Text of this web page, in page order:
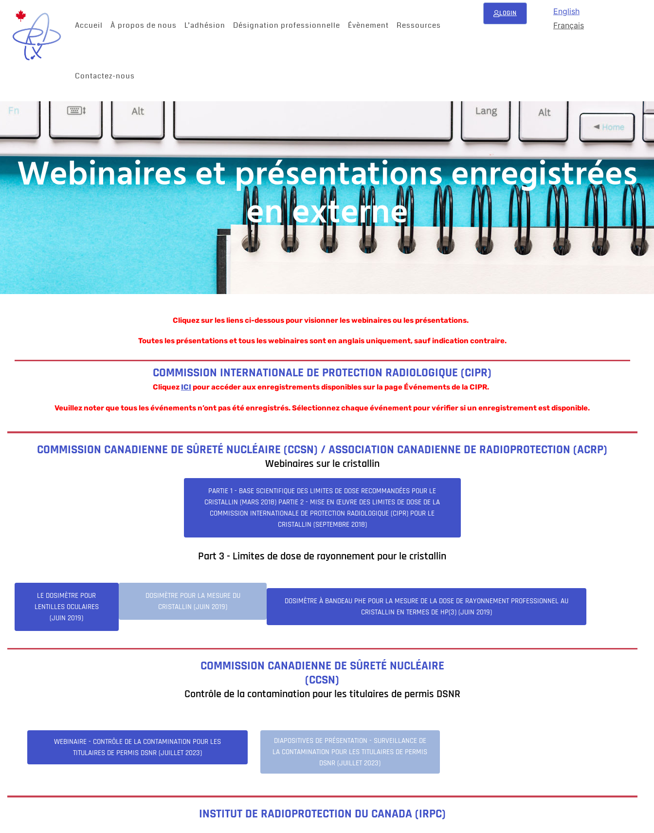
Accueil À propos de nous L’adhésion Désignation professionnelle Évènement Ressources
Contactez-nous
LOGIN
English
Français
Webinaires et présentations enregistrées
en externe
Cliquez sur les liens ci-dessous pour visionner les webinaires ou les présentations.
Toutes les présentations et tous les webinaires sont en anglais uniquement, sauf indication contraire.
COMMISSION INTERNATIONALE DE PROTECTION RADIOLOGIQUE (CIPR)
Cliquez ICI pour accéder aux enregistrements disponibles sur la page Événements de la CIPR.
Veuillez noter que tous les événements n’ont pas été enregistrés. Sélectionnez chaque événement pour vérifier si un enregistrement est disponible.
COMMISSION CANADIENNE DE SÛRETÉ NUCLÉAIRE (CCSN) / ASSOCIATION CANADIENNE DE RADIOPROTECTION (ACRP)
Webinaires sur le cristallin
PARTIE 1 - BASE SCIENTIFIQUE DES LIMITES DE DOSE RECOMMANDÉES POUR LE
CRISTALLIN (MARS 2018) PARTIE 2 - MISE EN ŒUVRE DES LIMITES DE DOSE DE LA
COMMISSION INTERNATIONALE DE PROTECTION RADIOLOGIQUE (CIPR) POUR LE
CRISTALLIN (SEPTEMBRE 2018)
Part 3 - Limites de dose de rayonnement pour le cristallin
LE DOSIMÈTRE POUR
LENTILLES OCULAIRES
(JUIN 2019)
DOSIMÈTRE POUR LA MESURE DU
CRISTALLIN (JUIN 2019)
DOSIMÈTRE À BANDEAU PHE POUR LA MESURE DE LA DOSE DE RAYONNEMENT PROFESSIONNEL AU
CRISTALLIN EN TERMES DE HP(3) (JUIN 2019)
COMMISSION CANADIENNE DE SÛRETÉ NUCLÉAIRE
(CCSN)
Contrôle de la contamination pour les titulaires de permis DSNR
WEBINAIRE - CONTRÔLE DE LA CONTAMINATION POUR LES
TITULAIRES DE PERMIS DSNR (JUILLET 2023)
DIAPOSITIVES DE PRÉSENTATION - SURVEILLANCE DE
LA CONTAMINATION POUR LES TITULAIRES DE PERMIS
DSNR (JUILLET 2023)
INSTITUT DE RADIOPROTECTION DU CANADA (IRPC)